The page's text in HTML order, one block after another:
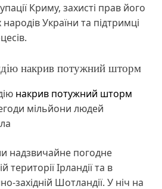
Криму, захисті прав його
України та підтримці
накрив потужний шторм
накрив потужний шторм
мільйони людей
надзвичайне погодне
Ірландії та в
західній Шотландії. У ніч на